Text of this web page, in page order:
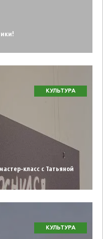
КУЛЬТУРА
класс с Татьяной
КУЛЬТУРА